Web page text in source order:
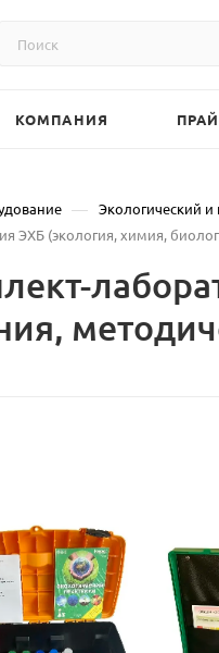
КОМПАНИЯ
— Экологический
ЭХБ (экология, химия,